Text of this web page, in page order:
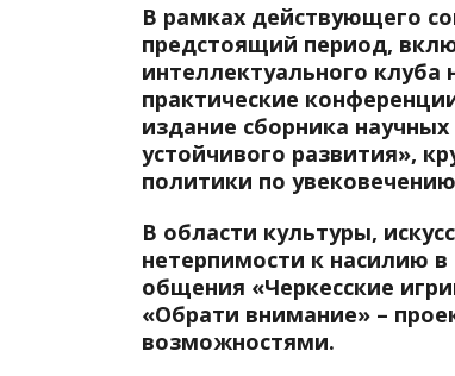
В рамках действующего
предстоящий период,
интеллектуального
практические
издание сборника
устойчивого развития»,
политики по
В области культуры,
нетерпимости к насилию
общения «Черкесские
«Обрати внимание» –
возможностями.